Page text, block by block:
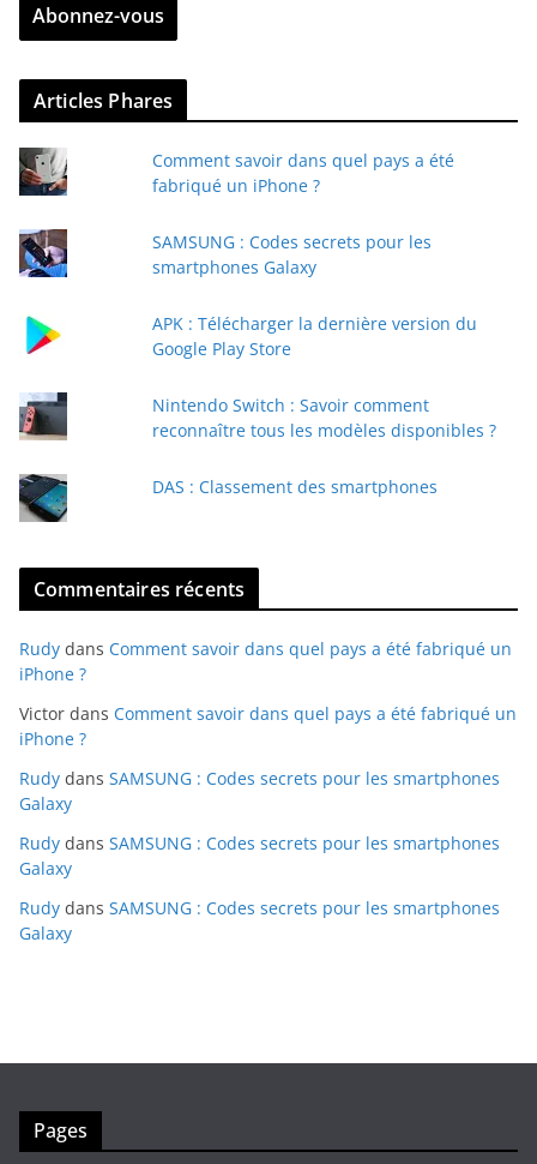
z
v
r
e
e
-
a
Abonnez-vous
Articles Phares
Comment savoir dans quel pays a été
fabriqué un iPhone ?
SAMSUNG : Codes secrets pour les
smartphones Galaxy
APK : Télécharger la dernière version du
Google Play Store
Nintendo Switch : Savoir comment
reconnaître tous les modèles disponibles ?
DAS : Classement des smartphones
Commentaires récents
Rudy dans Comment savoir dans quel pays a été fabriqué un
iPhone ?
Victor dans Comment savoir dans quel pays a été fabriqué un
iPhone ?
Rudy dans SAMSUNG : Codes secrets pour les smartphones
Galaxy
Rudy dans SAMSUNG : Codes secrets pour les smartphones
Galaxy
Rudy dans SAMSUNG : Codes secrets pour les smartphones
Galaxy
Pages